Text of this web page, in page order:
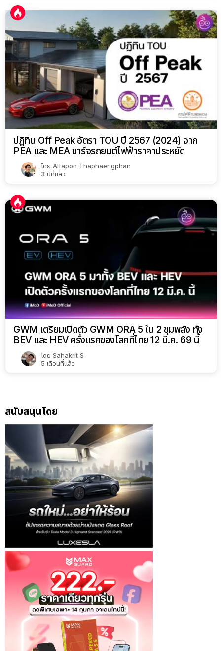
ปฏิทิน Off Peak อัตรา TOU ปี 2567 (2024) จาก
PEA และ MEA ชาร์จรถยนต์ไฟฟ้าราคาประหยัด
โดย Attapon Thaphaengphan
3 ปีที่แล้ว
GWM เตรียมเปิดตัว GWM ORA 5 ใน 2 ขุมพลัง ทั้ง
BEV และ HEV ครั้งแรกของโลกที่ไทย 12 มี.ค. 69 นี้
โดย Sahakrit S
5 เดือนที่แล้ว
สนับสนุนโดย